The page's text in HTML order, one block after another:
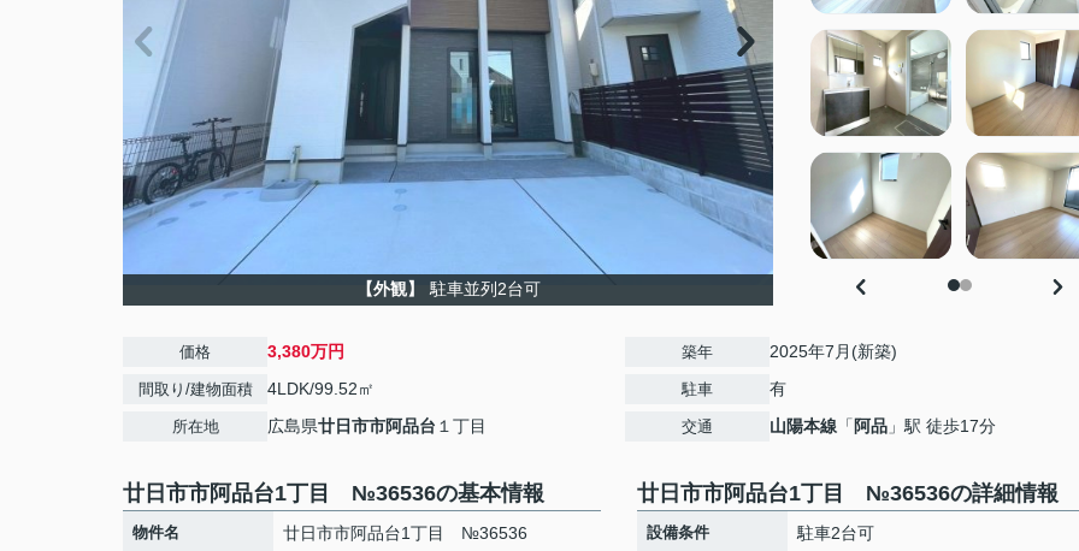
【外観】 駐車並列2台可
価格 3,380万円
間取り/建物面積 4LDK/99.52㎡
所在地 広島県廿日市市阿品台 １丁目
築年 2025年7月(新築)
駐車 有
交通 山陽本線 「 阿品 」駅 徒歩17分
廿日市市阿品台1丁目 №36536の基本情報
物件名 廿日市市阿品台1丁目 №36536
廿日市市阿品台1丁目 №36536の詳細情報
設備条件 駐車2台可